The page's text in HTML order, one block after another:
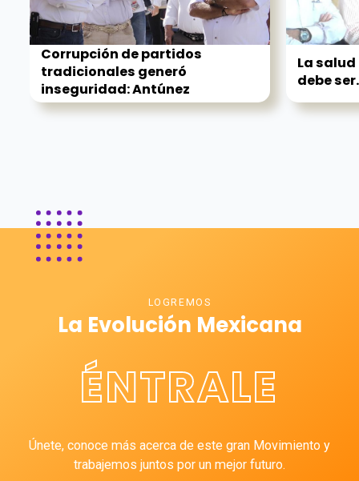
Corrupción de partidos
tradicionales generó
inseguridad: Antúnez
La
debe
LOGREMOS
La Evolución Mexicana
ÉNTRALE
Únete, conoce más acerca de este gran Movimiento y
trabajemos juntos por un mejor futuro.